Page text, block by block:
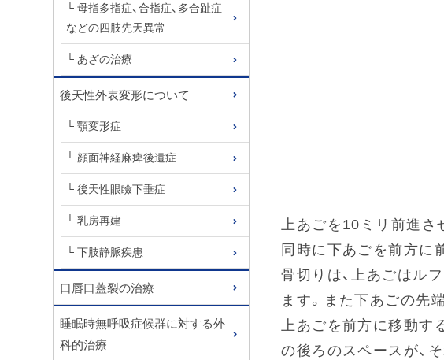
母指多指症、合指症、多合趾症
などの四肢先天異常
あざの治療
後天性外表変形について
顎変形症
顔面神経麻痺後遺症
後天性眼瞼下垂症
乳房再建
下肢静脈疾患
口唇口蓋裂の治療
睡眠時無呼吸症候群に対する外
科的治療
上あごを10ミリ前進さ
同時に下あごを前方に
骨切りは、上あごはル
ます。また下あごの先
上あごを前方に移動す
の後ろのスペースが、